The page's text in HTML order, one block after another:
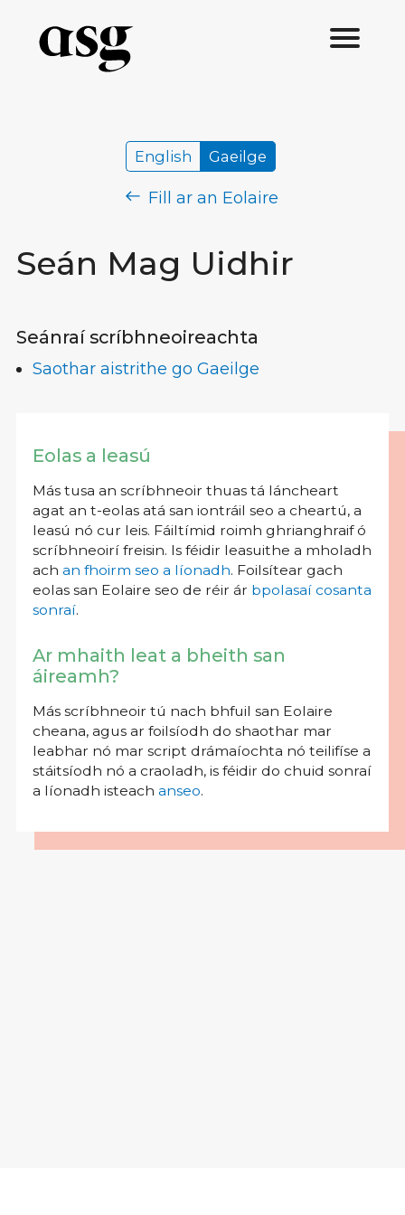
Seán Mag Uidhir
English Gaeilge
Fill ar an Eolaire
Seánraí scríbhneoireachta
Saothar aistrithe go Gaeilge
Eolas a leasú
Más tusa an scríbhneoir thuas tá láncheart
agat an t-eolas atá san iontráil seo a cheartú, a
leasú nó cur leis. Fáiltímid roimh ghrianghraif ó
scríbhneoirí freisin. Is féidir leasuithe a mholadh
ach an fhoirm seo a líonadh. Foilsítear gach
eolas san Eolaire seo de réir ár bpolasaí cosanta
sonraí.
Ar mhaith leat a bheith san
áireamh?
Más scríbhneoir tú nach bhfuil san Eolaire
cheana, agus ar foilsíodh do shaothar mar
leabhar nó mar script drámaíochta nó teilifíse a
stáitsíodh nó a craoladh, is féidir do chuid sonraí
a líonadh isteach anseo.